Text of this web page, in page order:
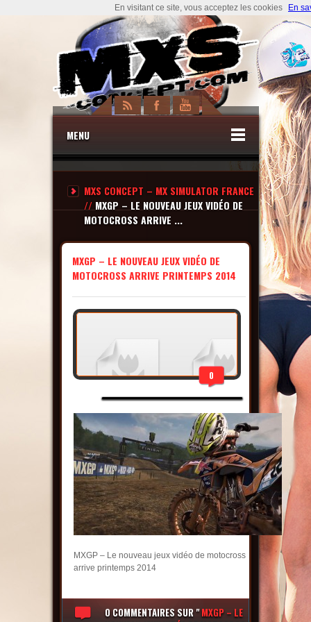
MENU
MXS CONCEPT – MX SIMULATOR FRANCE
// MXGP – LE NOUVEAU JEUX VIDÉO DE
MOTOCROSS ARRIVE ...
MXGP – LE NOUVEAU JEUX VIDÉO DE
MOTOCROSS ARRIVE PRINTEMPS 2014
0
MXGP – Le nouveau jeux vidéo de motocross
arrive printemps 2014
0 COMMENTAIRESSUR "MXGP – LE
En visitant ce site, vous acceptez les cookies En